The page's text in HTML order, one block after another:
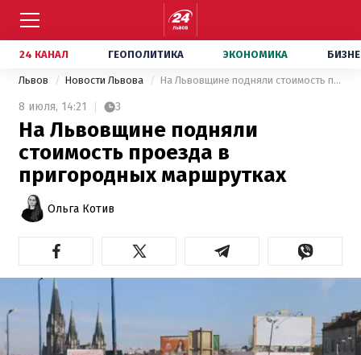
24 КАНАЛ ГЕОПОЛИТИКА ЭКОНОМИКА
Львов Новости Львова На Львовщине подняли стоимость проезда в пригородных маршрутках
8 июля, 14:21 3
На Львовщине подняли
стоимость проезда в
пригородных маршрутках
Ольга Котив